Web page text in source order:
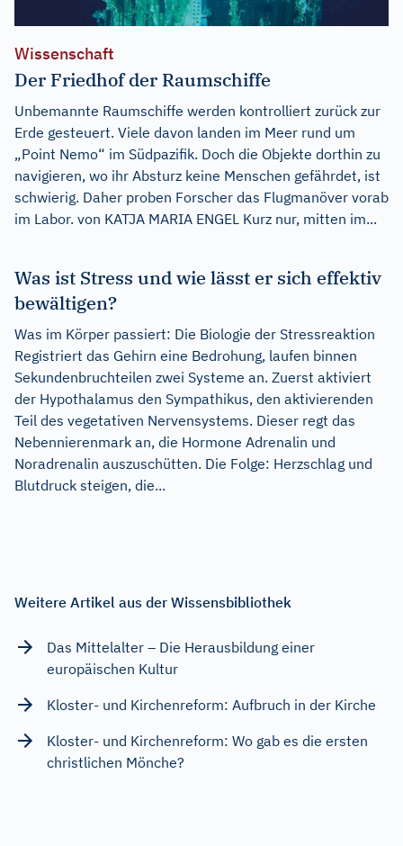
Wissenschaft
Der Friedhof der Raumschiffe
Unbemannte Raumschiffe werden kontrolliert zurück zur
Erde gesteuert. Viele davon landen im Meer rund um
„Point Nemo“ im Südpazifik. Doch die Objekte dorthin zu
navigieren, wo ihr Absturz keine Menschen gefährdet, ist
schwierig. Daher proben Forscher das Flugmanöver vorab
im Labor. von KATJA MARIA ENGEL Kurz nur, mitten im...
Was ist Stress und wie lässt er sich effektiv
bewältigen?
Was im Körper passiert: Die Biologie der Stressreaktion
Registriert das Gehirn eine Bedrohung, laufen binnen
Sekundenbruchteilen zwei Systeme an. Zuerst aktiviert
der Hypothalamus den Sympathikus, den aktivierenden
Teil des vegetativen Nervensystems. Dieser regt das
Nebennierenmark an, die Hormone Adrenalin und
Noradrenalin auszuschütten. Die Folge: Herzschlag und
Blutdruck steigen, die...
Weitere Artikel aus der Wissensbibliothek
Das Mittelalter – Die Herausbildung einer
europäischen Kultur
Kloster- und Kirchenreform: Aufbruch in der Kirche
Kloster- und Kirchenreform: Wo gab es die ersten
christlichen Mönche?